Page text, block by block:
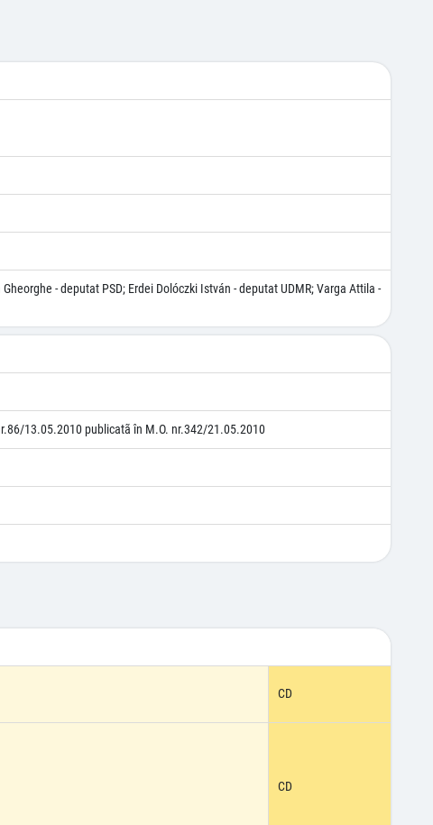
- deputat PSD; Erdei Dolóczki István - deputat UDMR; Varga Attila -
13.05.2010 publicatã în M.O. nr.342/21.05.2010
CD
CD